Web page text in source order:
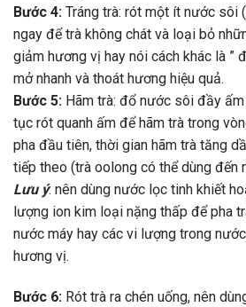
Bước 4: Tráng trà: rót một ít nước sôi
ngay để trà không chát và loại bỏ
giảm hương vị hay nói cách khác là ”
mở nhanh và thoát hương hiệu quả.
Bước 5: Hãm trà: đổ nước sôi đầy
tục rót quanh ấm để hãm trà trong
pha đầu tiên, thời gian hãm trà tăng
tiếp theo (trà oolong có thể dùng đến
Lưu ý: nên dùng nước lọc tinh khiết
lượng ion kim loại nặng thấp để pha
nước máy hay các vi lượng trong
hương vị.
Bước 6: Rót trà ra chén uống, nên